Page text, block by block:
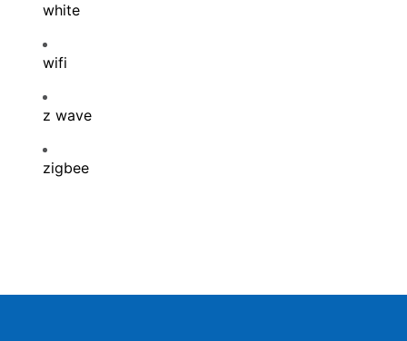
white
wifi
z wave
zigbee